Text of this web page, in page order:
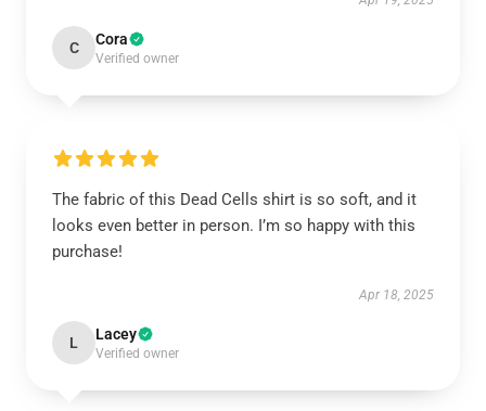
C Cora
Verified owner
The fabric of this Dead Cells shirt is so soft, and it
looks even better in person. I’m so happy with this
purchase!
Apr 18, 2025
L Lacey
Verified owner